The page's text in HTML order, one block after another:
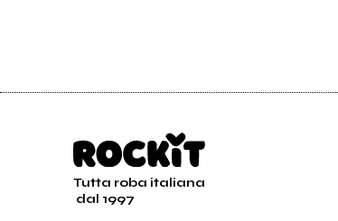
Tutta roba italiana
dal 1997